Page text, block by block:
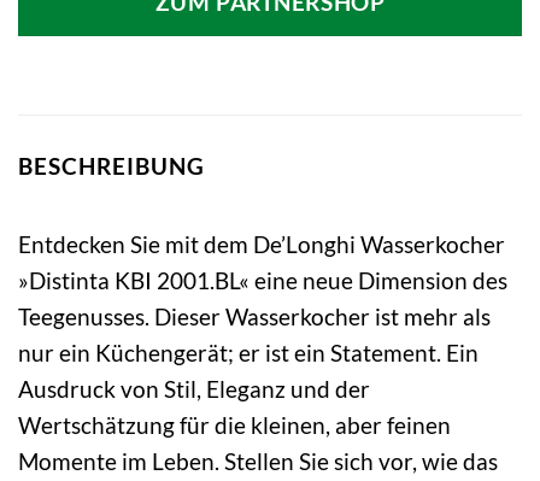
BESCHREIBUNG
Entdecken Sie mit dem De’Longhi Wasserkocher
»Distinta KBI 2001.BL« eine neue Dimension des
Teegenusses. Dieser Wasserkocher ist mehr als
nur ein Küchengerät; er ist ein Statement. Ein
Ausdruck von Stil, Eleganz und der
Wertschätzung für die kleinen, aber feinen
Momente im Leben. Stellen Sie sich vor, wie das